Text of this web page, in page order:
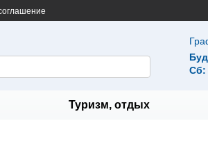
Сб:
Туризм, отдых